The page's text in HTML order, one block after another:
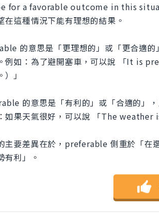
for a favorable outcome in this
在這種情況下能有理想的結果。
的意思是「更理想的」或「更合適
例如：為了避開塞車，可以說 「It is
」
的意思是「有利的」或「合適的」
如果天氣很好，可以說 「The
主要差異在於，preferable 側重於「在
有利」。